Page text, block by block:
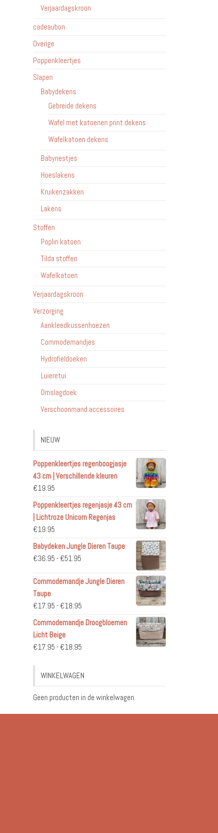
Verjaardagskroon
cadeaubon
Overige
Poppenkleertjes
Slapen
Babydekens
Gebreide dekens
Wafel met katoenen print dekens
Wafelkatoen dekens
Babynestjes
Hoeslakens
Kruikenzakken
Lakens
Stoffen
Poplin katoen
Tilda stoffen
Wafelkatoen
Verjaardagskroon
Verzorging
Aankleedkussenhoezen
Commodemandjes
Hydrofieldoeken
Luieretui
Omslagdoek
Verschoonmand accessoires
NIEUW
Poppenkleertjes regenboogjasje
43 cm | Verschillende kleuren
€19.95
Poppenkleertjes regenjasje 43 cm
| Lichtroze Unicorn Regenjas
€19.95
Babydeken Jungle Dieren Taupe
€36.95 - €51.95Prijsklasse:
tot
Commodemandje Jungle Dieren
Taupe
€17.95 - €18.95Prijsklasse:
€17.95
€18.95
Commodemandje Droogbloemen
Licht Beige
€17.95 - €18.95Prijsklasse:
tot
WINKELWAGEN
Geen producten in de winkelwagen.